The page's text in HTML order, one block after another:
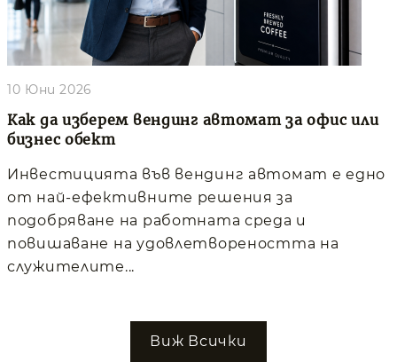
Как да изберем вендинг автомат за офис или
бизнес обект
10 Юни 2026
Инвестицията във вендинг автомат е едно
от най-ефективните решения за
подобряване на работната среда и
повишаване на удовлетвореността на
служителите...
Виж Всички